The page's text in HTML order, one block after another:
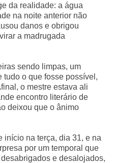
da realidade: a água
na noite anterior não
danos e obrigou
a madrugada
sendo limpas, um
tudo o que fosse possível,
o mestre estava ali
encontro literário de
deixou que o ânimo
início na terça, dia 31, e na
por um temporal que
e desalojados,